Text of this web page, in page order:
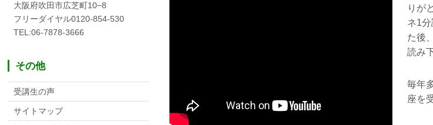
りが
ネ1
た後
読み
毎年
座を
大阪府吹田市広芝町10−8
フリーダイヤル0120-854-530
TEL:06-7878-3666
その他
受講生の声
サイトマップ